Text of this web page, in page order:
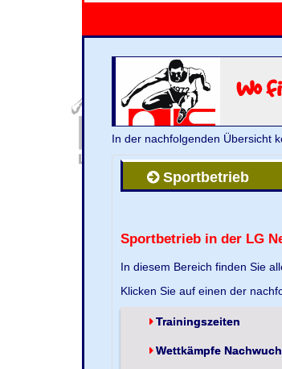
Wo
In der nachfolgenden Übersicht
Sportbetrieb
Sportbetrieb in der LG
In diesem Bereich finden Sie
Klicken Sie auf einen der
Trainingszeiten
Wettkämpfe